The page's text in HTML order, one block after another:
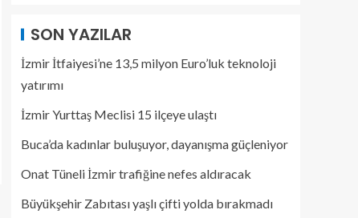
SON YAZILAR
İzmir İtfaiyesi’ne 13,5 milyon Euro’luk teknoloji
yatırımı
İzmir Yurttaş Meclisi 15 ilçeye ulaştı
Buca’da kadınlar buluşuyor, dayanışma güçleniyor
Onat Tüneli İzmir trafiğine nefes aldıracak
Büyükşehir Zabıtası yaşlı çifti yolda bırakmadı